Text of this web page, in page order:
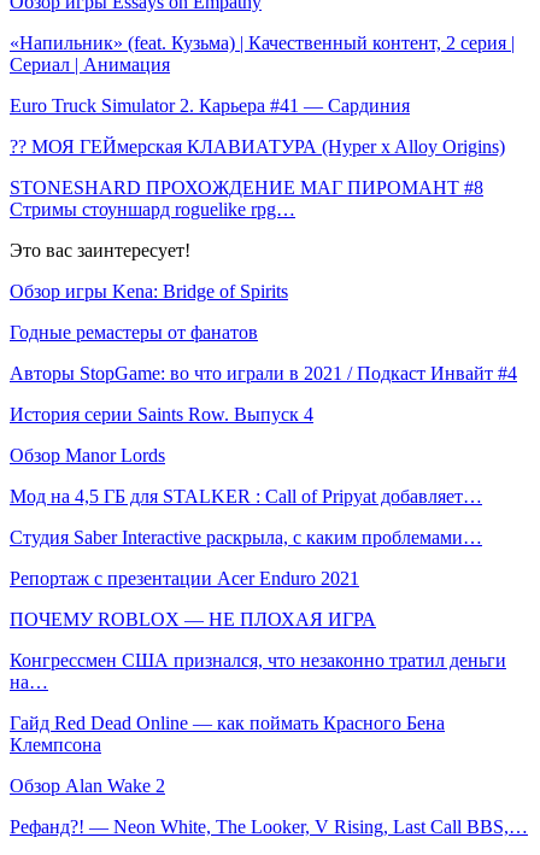
«Напильник» (feat. Кузьма) | Качественный контент, 2 серия |
Сериал | Анимация
Euro Truck Simulator 2. Карьера #41 — Сардиния
?️‍? МОЯ ГЕЙмерская КЛАВИАТУРА (Hyper x Alloy Origins)
STONESHARD ПРОХОЖДЕНИЕ МАГ ПИРОМАНТ #8
Стримы стоуншард roguelike rpg…
Это вас заинтересует!
Обзор игры Kena: Bridge of Spirits
Годные ремастеры от фанатов
Авторы StopGame: во что играли в 2021 / Подкаст Инвайт #4
История серии Saints Row. Выпуск 4
Обзор Manor Lords
Мод на 4,5 ГБ для STALKER : Call of Pripyat добавляет…
Студия Saber Interactive раскрыла, с каким проблемами…
Репортаж с презентации Acer Enduro 2021
ПОЧЕМУ ROBLOX — НЕ ПЛОХАЯ ИГРА
Конгрессмен США признался, что незаконно тратил деньги
на…
Гайд Red Dead Online — как поймать Красного Бена
Клемпсона
Обзор Alan Wake 2
Рефанд?! — Neon White, The Looker, V Rising, Last Call BBS,…